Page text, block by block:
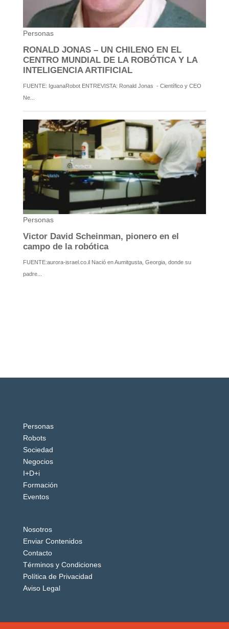
Personas
Robots
Sociedad
Negocios
I+D+i
Formación
Eventos
Nosotros
Enviar Contenidos
Contacto
Términos y Condiciones
Política de Privacidad
Aviso Legal